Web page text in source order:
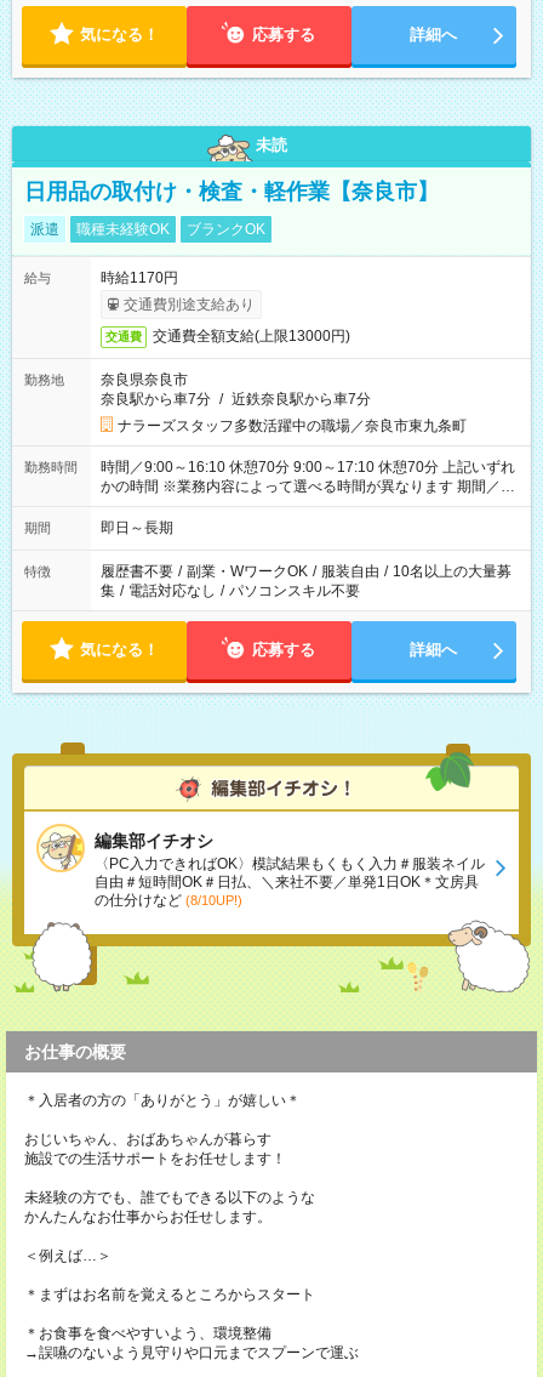
変動 ※曜日固定（毎週同じ曜日勤務）
気になる！ 応募する 詳細へ
未読
日用品の取付け・検査・軽作業【奈良市】
派遣 職種未経験OK ブランクOK
給与
時給1170円
交通費別途支給あり
交通費 交通費全額支給(上限13000円)
勤務地
奈良県奈良市
奈良駅から車7分 / 近鉄奈良駅から車7分
ナラーズスタッフ多数活躍中の職場／奈良市東九条町
勤務時間
時間／9:00～16:10 休憩70分 9:00～17:10 休憩70分 上記いずれ
かの時間 ※業務内容によって選べる時間が異なります 期間／即
日～長期安定 スタート日は相談可能！ 勤務日／月～金の週4日
～でOK！
期間 即日～長期
特徴 履歴書不要 / 副業・WワークOK / 服装自由 / 10名以上の大量募
集 / 電話対応なし / パソコンスキル不要
気になる！ 応募する 詳細へ
編集部イチオシ
〈PC入力できればOK〉模試結果もくもく入力＃服装ネイル
自由＃短時間OK＃日払、＼来社不要／単発1日OK＊文房具
の仕分けなど (8/10UP!)
お仕事の概要
＊入居者の方の「ありがとう」が嬉しい＊
おじいちゃん、おばあちゃんが暮らす
施設での生活サポートをお任せします！
未経験の方でも、誰でもできる以下のような
かんたんなお仕事からお任せします。
＜例えば…＞
＊まずはお名前を覚えるところからスタート
＊お食事を食べやすいよう、環境整備
→誤嚥のないよう見守りや口元までスプーンで運ぶ